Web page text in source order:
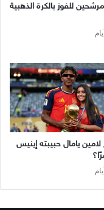
أقوى 5 مرشحين للفوز بالكرة الذهبية
يامال حبيبته إينيس